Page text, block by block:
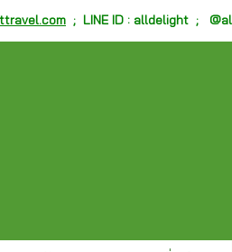
; LINE ID : alldelight ;